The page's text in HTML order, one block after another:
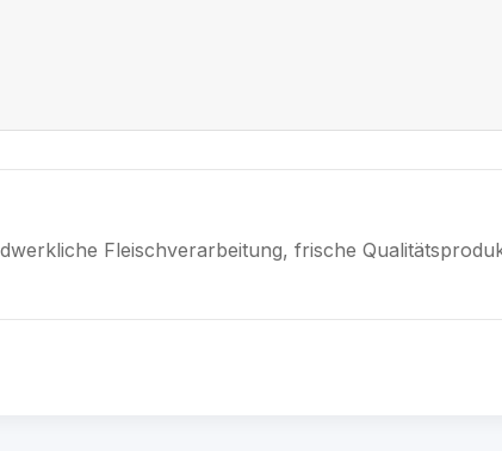
Fleischverarbeitung, frische